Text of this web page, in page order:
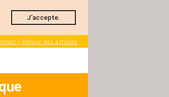
| Retour des articles
J'accepte.